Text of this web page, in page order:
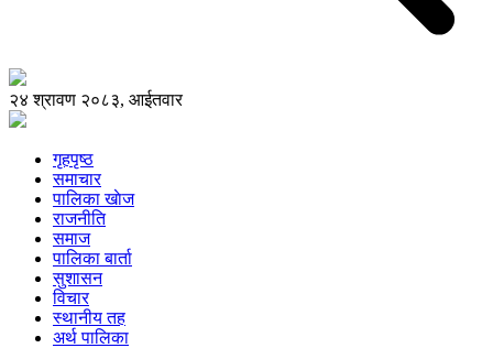
२४ श्रावण २०८३, आईतवार
गृहपृष्ठ
समाचार
पालिका खाेज
राजनीति
समाज
पालिका बार्ता
सुशासन
विचार
स्थानीय तह
अर्थ पालिका